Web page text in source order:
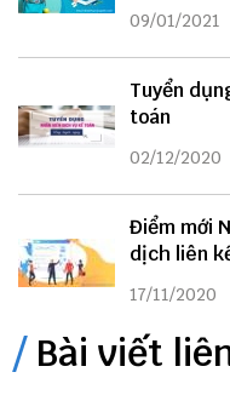
09/01/2021
Tuyển
toán
02/12/2020
Điểm mới
dịch liên
17/11/2020
Bài viết